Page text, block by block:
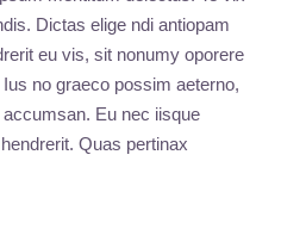
Dictas elige ndi antiopam
eu vis, sit nonumy oporere
no graeco possim aeterno,
Eu nec iisque
Quas pertinax